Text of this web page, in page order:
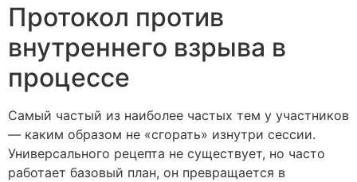
Протокол против
внутреннего взрыва в
процессе
Самый частый из наиболее частых тем у участников
— каким образом не «сгорать» изнутри сессии.
Универсального рецепта не существует, но часто
работает базовый план, он превращается в